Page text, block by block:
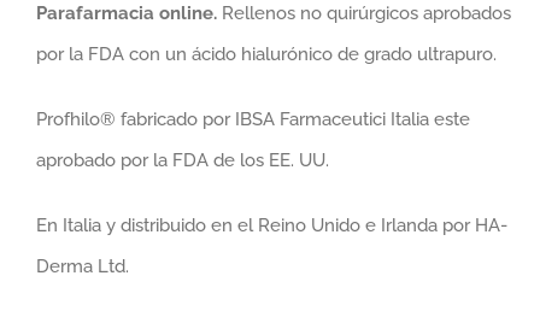
Parafarmacia online. Rellenos no quirúrgicos aprobados
por la FDA con un ácido hialurónico de grado ultrapuro.
Profhilo® fabricado por IBSA Farmaceutici Italia este
aprobado por la FDA de los EE. UU.
En Italia y distribuido en el Reino Unido e Irlanda por HA-
Derma Ltd.